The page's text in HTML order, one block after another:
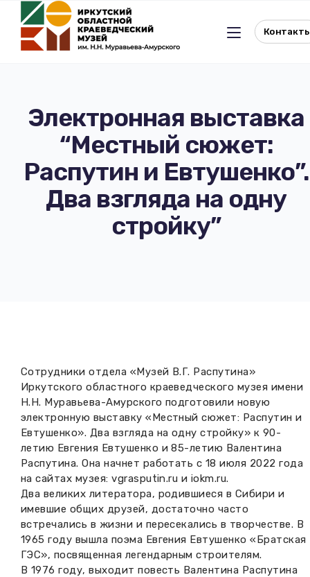
Льготное посещение музея
История музея
Реквизиты музея
Проекты и программы
Научные издания
Новости
Прейскурант
Фонды и коллекции
Партнеры
Отдел истории
Отдел природы
КПЦ им. свт. Иннокентия (Вениаминова)
Научно-фондовый отдел
Мемориальный дом А.М. Тюрюмина
Повышение квалификации
Передвижные выставки
Отчетность
Профессиональные мероприятия
Электронная выставка
“Местный сюжет:
Распутин и Евтушенко”.
Два взгляда на одну
стройку”
Сотрудники отдела «Музей В.Г. Распутина»
Иркутского областного краеведческого музея имени
Н.Н. Муравьева-Амурского подготовили новую
электронную выставку «Местный сюжет: Распутин и
Евтушенко». Два взгляда на одну стройку» к 90-
летию Евгения Евтушенко и 85-летию Валентина
Распутина. Она начнет работать с 18 июля 2022 года
на сайтах музея: vgrasputin.ru и iokm.ru.
Два великих литератора, родившиеся в Сибири и
имевшие общих друзей, достаточно часто
встречались в жизни и пересекались в творчестве. В
1965 году вышла поэма Евгения Евтушенко «Братская
ГЭС», посвященная легендарным строителям.
В 1976 году, выходит повесть Валентина Распутина